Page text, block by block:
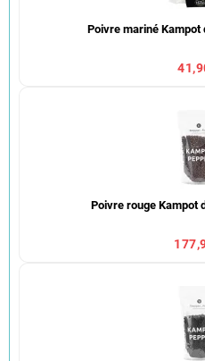
Poivre mariné Kampot
Poivre rouge Kampot